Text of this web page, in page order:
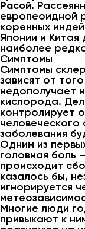
Расой.
европеоидной
коренных
Японии и Китая
наиболее
Симптомы
Симптомы
зависят от
недополучает
кислорода.
контролирует
человеческого
заболевания
Одним из
головная боль
происходит
казалось бы,
игнорируется
Многие люди
привыкают к